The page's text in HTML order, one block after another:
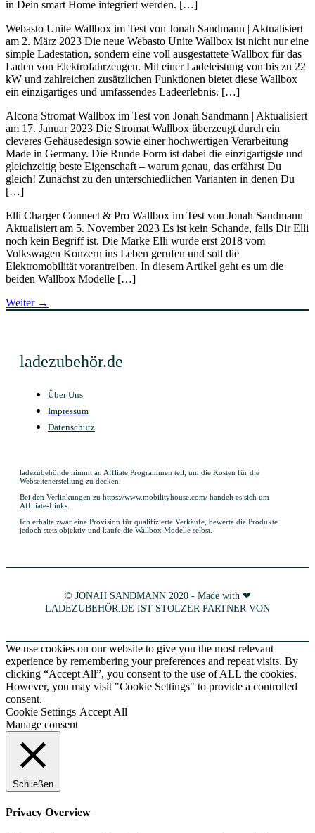
in Dein smart Home integriert werden. […]
Webasto Unite Wallbox im Test von Jonah Sandmann | Aktualisiert
am 2. März 2023 Die neue Webasto Unite Wallbox ist nicht nur eine
simple Ladestation, sondern eine voll ausgestattete Wallbox für das
Laden von Elektrofahrzeugen. Mit einer Ladeleistung von bis zu 22
kW und zahlreichen zusätzlichen Funktionen bietet diese Wallbox
ein einzigartiges und umfassendes Ladeerlebnis. […]
Alcona Stromat Wallbox im Test von Jonah Sandmann | Aktualisiert
am 17. Januar 2023 Die Stromat Wallbox überzeugt durch ein
cleveres Gehäusedesign sowie einer hochwertigen Verarbeitung
Made in Germany. Die Runde Form ist dabei die einzigartigste und
gleichzeitig beste Eigenschaft – warum genau, das erfährst Du
gleich! Zunächst zu den unterschiedlichen Varianten in denen Du
[…]
Elli Charger Connect & Pro Wallbox im Test von Jonah Sandmann |
Aktualisiert am 5. November 2023 Es ist kein Schande, falls Dir Elli
noch kein Begriff ist. Die Marke Elli wurde erst 2018 vom
Volkswagen Konzern ins Leben gerufen und soll die
Elektromobilität vorantreiben. In diesem Artikel geht es um die
beiden Wallbox Modelle […]
Weiter →
ladezubehör.de
Über Uns
Impressum
Datenschutz
ladezubehör.de nimmt an Affliate Programmen teil, um die Kosten für die
Webseitenerstellung zu decken.
Bei den Verlinkungen zu https://www.mobilityhouse.com/ handelt es sich um
Affiliate-Links.
Ich erhalte zwar eine Provision für qualifizierte Verkäufe, bewerte die Produkte
jedoch stets objektiv und kaufe die Wallbox Modelle selbst.
© JONAH SANDMANN 2020 - Made with ❤
LADEZUBEHÖR.DE IST STOLZER PARTNER VON
We use cookies on our website to give you the most relevant
experience by remembering your preferences and repeat visits. By
clicking “Accept All”, you consent to the use of ALL the cookies.
However, you may visit "Cookie Settings" to provide a controlled
consent.
Cookie Settings Accept All
Manage consent
Schließen
Privacy Overview